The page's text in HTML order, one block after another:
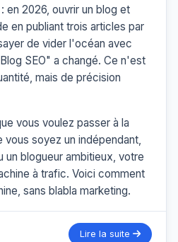
en 2026, ouvrir un blog et
en publiant trois articles par
de vider l'océan avec
SEO" a changé. Ce n'est
mais de précision
vous voulez passer à la
vous soyez un indépendant,
un blogueur ambitieux, votre
à trafic. Voici comment
sans blabla marketing.
Lire la suite